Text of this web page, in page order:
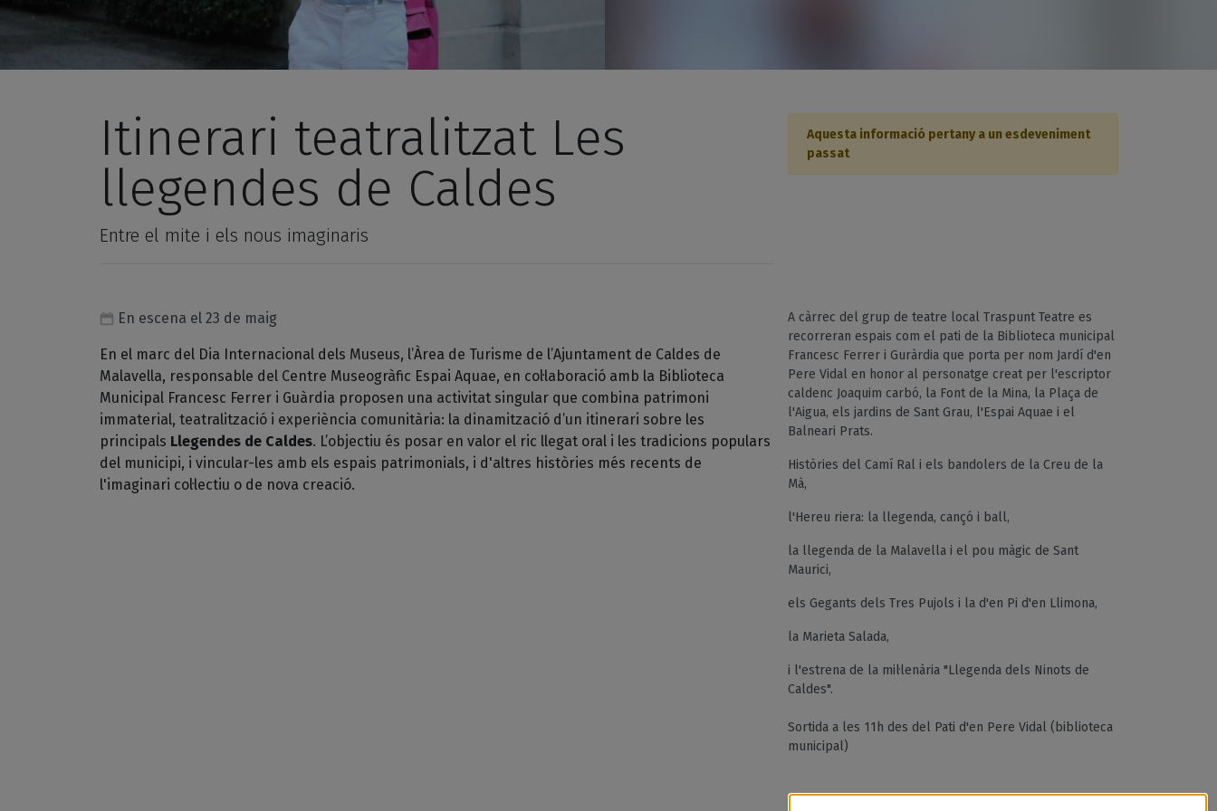
Itinerari teatralitzat Les
llegendes de Caldes
Entre el mite i els nous imaginaris
Aquesta informació pertany a un esdeveniment
passat
En escena el 23 de maig
En el marc del Dia Internacional dels Museus, l’Àrea de Turisme de l’Ajuntament de Caldes de
Malavella, responsable del Centre Museogràfic Espai Aquae, en col·laboració amb la Biblioteca
Municipal Francesc Ferrer i Guàrdia proposen una activitat singular que combina patrimoni
immaterial, teatralització i experiència comunitària: la dinamització d’un itinerari sobre les
principals Llegendes de Caldes. L’objectiu és posar en valor el ric llegat oral i les tradicions populars
del municipi, i vincular-les amb els espais patrimonials, i d'altres històries més recents de
l'imaginari col·lectiu o de nova creació.
A càrrec del grup de teatre local Traspunt Teatre es
recorreran espais com el pati de la Biblioteca municipal
Francesc Ferrer i Guràrdia que porta per nom Jardí d'en
Pere Vidal en honor al personatge creat per l'escriptor
caldenc Joaquim carbó, la Font de la Mina, la Plaça de
l'Aigua, els jardins de Sant Grau, l'Espai Aquae i el
Balneari Prats.
Històries del Camí Ral i els bandolers de la Creu de la
Mà,
l'Hereu riera: la llegenda, cançó i ball,
la llegenda de la Malavella i el pou màgic de Sant
Maurici,
els Gegants dels Tres Pujols i la d'en Pi d'en Llimona,
la Marieta Salada,
i l'estrena de la mil·lenària "Llegenda dels Ninots de
Caldes".
Sortida a les 11h des del Pati d'en Pere Vidal (biblioteca
municipal)